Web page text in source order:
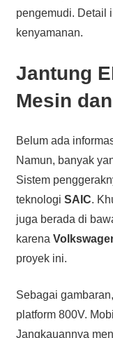
pengemudi. Detail
kenyamanan.
Jantung
Mesin
Belum ada
Namun, banyak
Sistem
teknologi SAIC.
juga berada di
karena
proyek ini.
Sebagai
platform 800V.
Jangkauannya